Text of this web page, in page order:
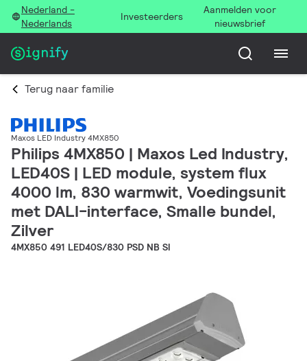
Nederland -
Nederlands
Investeerders
Aanmelden voor
nieuwsbrief
Terug naar familie
Maxos LED Industry 4MX850
Philips 4MX850 | Maxos Led Industry,
LED40S | LED module, system flux
4000 lm, 830 warmwit, Voedingsunit
met DALI-interface, Smalle bundel,
Zilver
4MX850 491 LED40S/830 PSD NB SI